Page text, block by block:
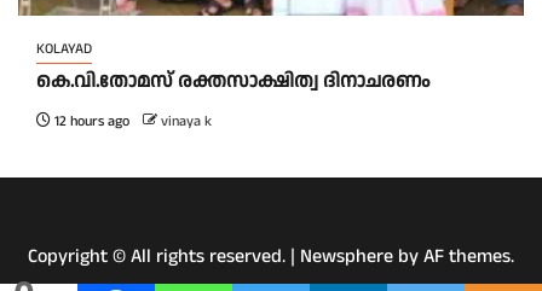
KOLAYAD
കെ.വി.തോമസ് രക്തസാക്ഷിത്വ ദിനാചരണം
12 hours ago vinaya k
Copyright © All rights reserved. | Newsphere by AF themes.